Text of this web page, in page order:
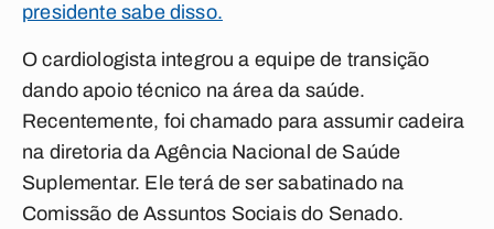
presidente sabe disso.
O cardiologista integrou a equipe de transição
dando apoio técnico na área da saúde.
Recentemente, foi chamado para assumir cadeira
na diretoria da Agência Nacional de Saúde
Suplementar. Ele terá de ser sabatinado na
Comissão de Assuntos Sociais do Senado.